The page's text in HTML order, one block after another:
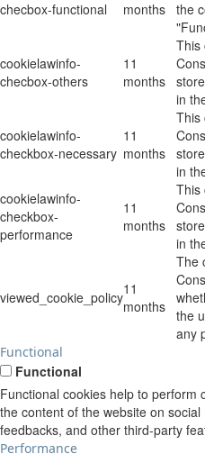
checbox-functional
months the
cookielawinfo-
checbox-others
11
months
This
in
cookielawinfo-
checkbox-necessary
11
months
This
in
cookielawinfo-
checkbox-
performance
11
months
This
in
viewed_cookie_policy11
months
The
the
any
Functional
Functional
Functional cookies help to perform
the content of the website on
feedbacks, and other third-party
Performance